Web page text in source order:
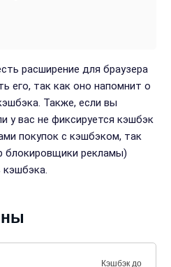
расширение для браузера
его, так как оно напомнит о
Также, если вы
у вас не фиксируется кэшбэк
покупок с кэшбэком, так
блокировщики рекламы)
кэшбэка.
Кэшбэк до